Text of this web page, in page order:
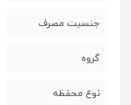
جنسیت مصرف
گروه
نوع محفظه